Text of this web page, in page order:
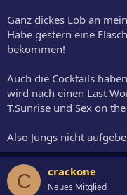
Ganz dickes Lob an
Habe gestern eine
bekommen!
Auch die Cocktails
wird nach einen Last
T.Sunrise und Sex on
Also Jungs nicht
C crackone
Neues Mitglied